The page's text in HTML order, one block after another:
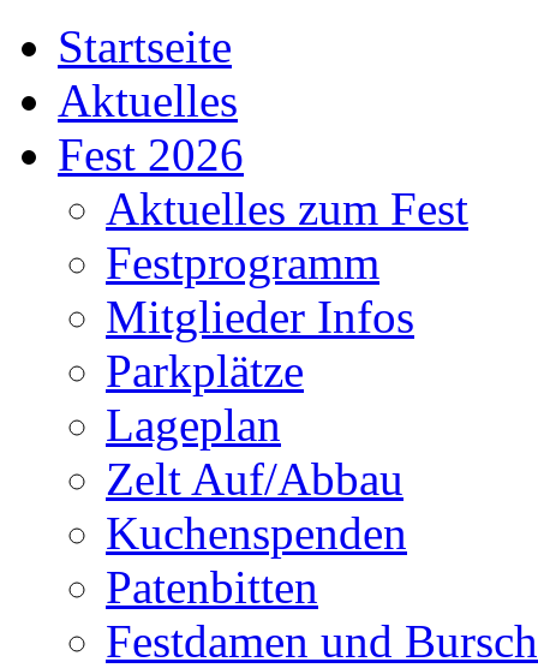
Startseite
Aktuelles
Fest 2026
Aktuelles zum Fest
Festprogramm
Mitglieder Infos
Parkplätze
Lageplan
Zelt Auf/Abbau
Kuchenspenden
Patenbitten
Festdamen und